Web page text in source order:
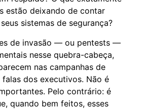
estão deixando de contar
sistemas de segurança?
de invasão — ou pentests —
nesse quebra-cabeça,
nas campanhas de
dos executivos. Não é
Pelo contrário: é
quando bem feitos, esses